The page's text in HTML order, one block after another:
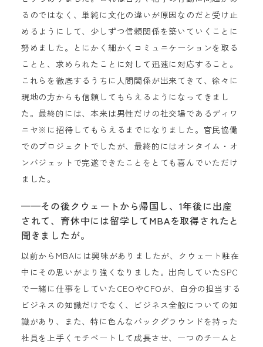
るのではなく、単純に文化の違いが原因なのだと受け止
めるようにして、少しずつ信頼関係を築いていくことに
努めました。とにかく細かくコミュニケーションを取る
ことと、求められたことに対して迅速に対応すること。
これらを徹底するうちに人間関係が出来てきて、徐々に
現地の方からも信頼してもらえるようになってきまし
た。最終的には、本来は男性だけの社交場であるディワ
ニヤ※に招待してもらえるまでになりました。官民協働
でのプロジェクトでしたが、最終的にはオンタイム・オ
ンバジェットで完遂できたことをとても喜んでいただけ
ました。
——その後クウェートから帰国し、1年後に出産
されて、育休中には留学してMBAを取得されたと
聞きましたが。
以前からMBAには興味がありましたが、クウェート駐在
中にその思いがより強くなりました。出向していたSPC
で一緒に仕事をしていたCEOやCFOが、自分の担当する
ビジネスの知識だけでなく、ビジネス全般についての知
識があり、また、特に色んなバックグラウンドを持った
社員を上手くモチベートして成長させ、一つのチームと